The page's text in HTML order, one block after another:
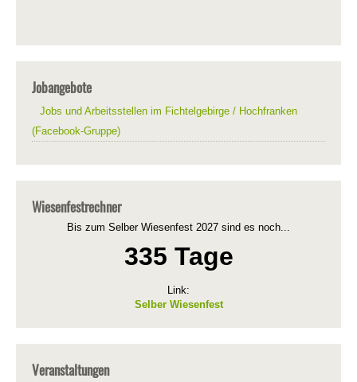
Jobangebote
Jobs und Arbeitsstellen im Fichtelgebirge / Hochfranken
(Facebook-Gruppe)
Wiesenfestrechner
Bis zum Selber Wiesenfest 2027 sind es noch...
335 Tage
Link:
Selber Wiesenfest
Veranstaltungen